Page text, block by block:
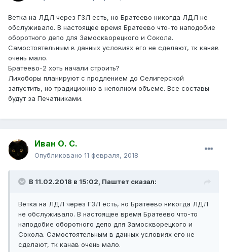
Ветка на ЛДЛ через ГЗЛ есть, но Братеево никогда ЛДЛ не
обслуживало. В настоящее время Братеево что-то наподобие
оборотного депо для Замоскворецкого и Сокола.
Самостоятельным в данных условиях его не сделают, тк канав
очень мало.
Братеево-2 хоть начали строить?
Лихоборы планируют с продлением до Селигерской
запустить, но традиционно в неполном объеме. Все составы
будут за Печатниками.
Иван О. С.
Опубликовано 11 февраля, 2018
В 11.02.2018 в 15:02, Паштет сказал:
Ветка на ЛДЛ через ГЗЛ есть, но Братеево никогда ЛДЛ
не обслуживало. В настоящее время Братеево что-то
наподобие оборотного депо для Замоскворецкого и
Сокола. Самостоятельным в данных условиях его не
сделают, тк канав очень мало.